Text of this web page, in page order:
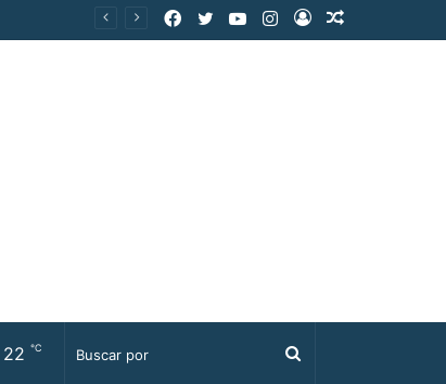
Publicación
Acceso
Instagram
YouTube
Twitter
Facebook
Buscar
22 ℃